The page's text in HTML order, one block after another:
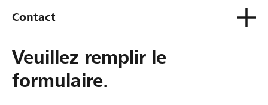
Contact
Veuillez remplir le
formulaire.